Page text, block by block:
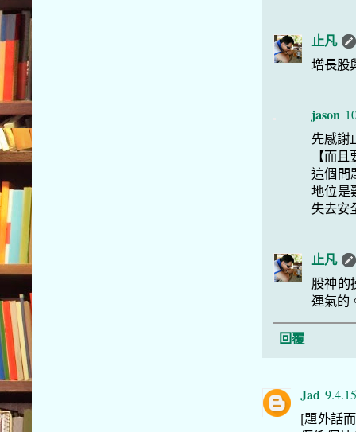
止凡
增長股
jason
先感謝
【而
這個問
地位是
失去安
止凡
股神的
運氣的
回覆
Jad 9.4.15
[題外話